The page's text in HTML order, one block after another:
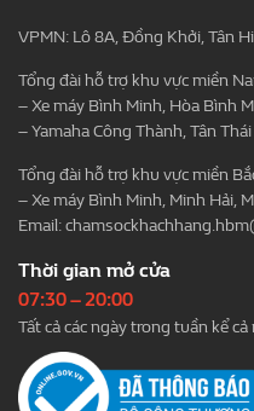
VPMN: Lô 8A, Đồng Khởi, Tân
Tổng đài hỗ trợ khu vực miền
– Xe máy Bình Minh, Hòa Bình
– Yamaha Công Thành, Tân
Tổng đài hỗ trợ khu vực miền
– Xe máy Bình Minh, Minh Hải,
Email:
Thời gian mở cửa
07:30 – 20:00
Tất cả các ngày trong tuần kể cả